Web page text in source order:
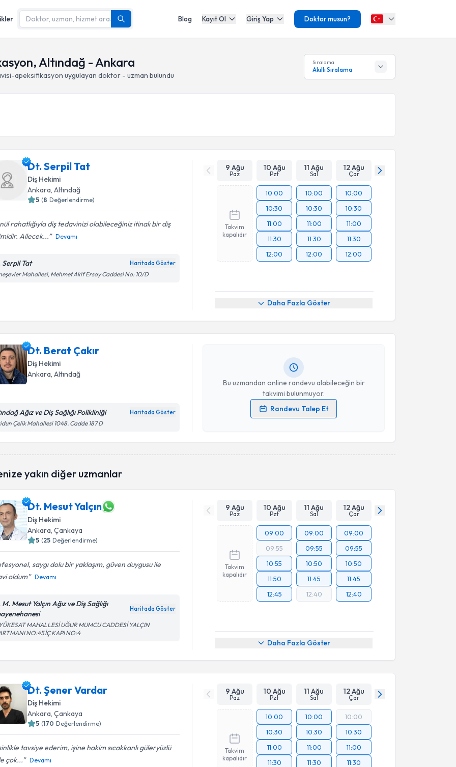
Blog Kayıt Ol Giriş Yap Doktor musun?
Altındağ - Ankara
apeksifikasyon uygulayan doktor - uzman bulundu
Sıralama
Akıllı Sıralama
Dt. Serpil Tat
Diş Hekimi
Ankara, Altındağ
5 (8 Değerlendirme)
rahatlığıyla diş tedavinizi olabileceğiniz itinalı bir diş
Ailecek...
Devamı
Serpil Tat Haritada Göster
Mahallesi, Mehmet Akif Ersoy Caddesi No: 10/D
9 Ağu
Paz
10 Ağu
Pzt
11 Ağu
Sal
12 Ağu
Çar
Takvim
kapalıdır
10:00
10:30
11:00
11:30
12:00
10:00
10:30
11:00
11:30
12:00
10:00
10:30
11:00
11:30
12:00
Daha Fazla Göster
Dt. Berat Çakır
Diş Hekimi
Ankara , Altındağ
Ağız ve Diş Sağlığı Polikliniği Haritada Göster
Çelik Mahallesi 1048. Cadde 187 D
Bu uzmandan online randevu alabileceğin bir
takvimi bulunmuyor.
Randevu Talep Et
Randevu Takvimi Talebi
Kişisel verilerimin işlenmesine ilişkinAydınlatma Metni
yakın diğer uzmanlar
Dt. Mesut Yalçın
Diş Hekimi
Ankara , Çankaya
5 (25 Değerlendirme)
saygı dolu bir yaklaşım, güven duygusu ile
oldum
Devamı
Mesut Yalçın Ağız ve Diş Sağlığı
Haritada Göster
MAHALLESİ UĞUR MUMCU CADDESİ YALÇIN
NO:45 İÇ KAPI NO:4
9 Ağu
Paz
10 Ağu
Pzt
11 Ağu
Sal
12 Ağu
Çar
Takvim
kapalıdır
09:00
09:55
10:55
11:50
12:45
09:00
09:55
10:50
11:45
12:40
09:00
09:55
10:50
11:45
12:40
Daha Fazla Göster
Dt. Şener Vardar
Diş Hekimi
Ankara, Çankaya
5 (170 Değerlendirme)
tavsiye ederim, işine hakim sıcakkanlı güleryüzlü
çok...
Devamı
9 Ağu
Paz
10 Ağu
Pzt
11 Ağu
Sal
12 Ağu
Çar
Takvim
kapalıdır
10:00
10:30
11:00
11:30
10:00
10:30
11:00
11:30
10:00
10:30
11:00
11:30